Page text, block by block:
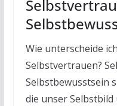
Wie unterscheide
Selbstvertrauen?
Selbstbewusstsein
die unser